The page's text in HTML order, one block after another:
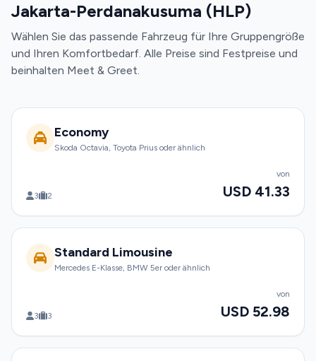
Jakarta-Perdanakusuma (HLP)
Wählen Sie das passende Fahrzeug für Ihre Gruppengröße
und Ihren Komfortbedarf. Alle Preise sind Festpreise und
beinhalten Meet & Greet.
Economy
Skoda Octavia, Toyota Prius oder ähnlich
3 2
von
USD 41.33
Standard Limousine
Mercedes E-Klasse, BMW 5er oder ähnlich
3 3
von
USD 52.98